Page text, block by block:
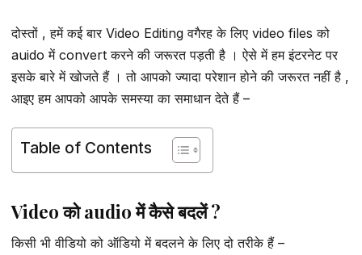
दोस्तों , हमें कई बार Video Editing वगैरह के लिए video files को
auido में convert करने की जरूरत पड़ती है । ऐसे में हम इंटरनेट पर
इसके बारे में खोजते हैं । तो आपको ज्यादा परेशान होने की जरूरत नहीं है ,
आइए हम आपको आपके समस्या का समाधान देते हैं –
Table of Contents
Video को audio में कैसे बदलें ?
किसी भी वीडियो को ऑडियो में बदलने के लिए दो तरीके हैं –